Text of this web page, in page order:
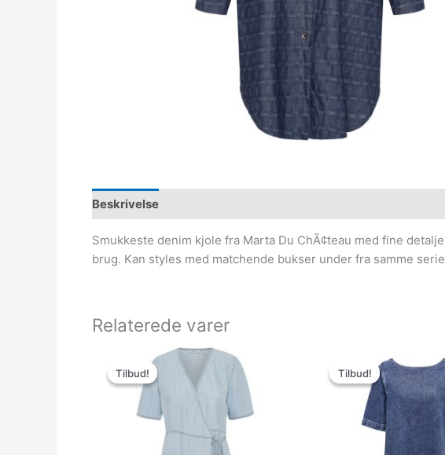
Beskrivelse
Smukkeste denim kjole fra Marta Du ChÃ¢teau med fine
brug. Kan styles med matchende bukser under fra samme
Relaterede varer
Tilbud!
Tilbud!
Den
oprindelige
pris
var:
499.95kr..
Den
aktuelle
pris
er:
75.00kr..
Tilbud!
Tilbud!
oprindelige
pris
var:
329.95kr..
pris
er: